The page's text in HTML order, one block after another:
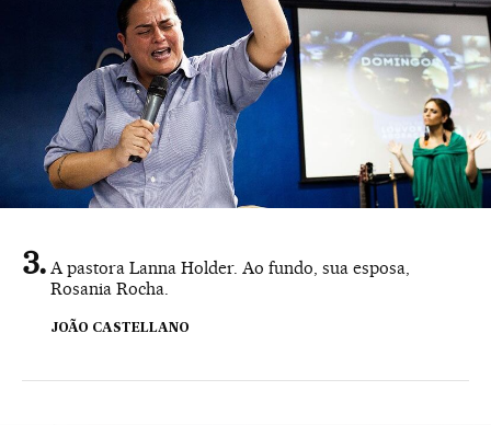
A pastora Lanna Holder. Ao fundo, sua esposa,
Rosania Rocha.
JOÃO CASTELLANO